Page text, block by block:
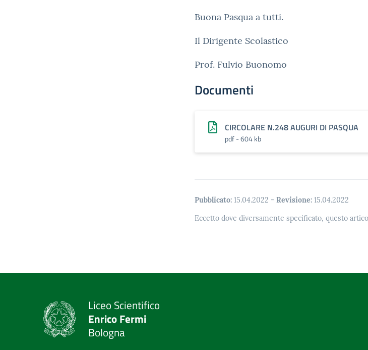
Buona Pasqua a tutti.
Il Dirigente Scolastico
Prof. Fulvio Buonomo
Documenti
CIRCOLARE N.248 AUGURI DI PASQUA
pdf - 604 kb
Pubblicato: 15.04.2022 - Revisione: 15.04.2022
Eccetto dove diversamente specificato, questo
Liceo Scientifico
Enrico Fermi
Bologna